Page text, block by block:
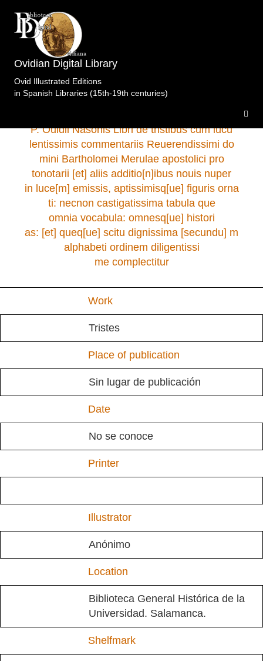
Ovidian Digital Library
Ovid Illustrated Editions
in Spanish Libraries (15th-19th centuries)
Biblioteca General Histórica de la Universidad.
Salamanca>Tristes.Merula.s.i.s.l.s.a .
P. Ouidii Nasonis Libri de tristibus cum lucu
lentissimis commentariis Reuerendissimi do
mini Bartholomei Merulae apostolici pro
tonotarii [et] aliis additio[n]ibus nouis nuper
in luce[m] emissis, aptissimisq[ue] figuris orna
ti: necnon castigatissima tabula que
omnia vocabula: omnesq[ue] histori
as: [et] queq[ue] scitu dignissima [secundu] m
alphabeti ordinem diligentissi
me complectitur
Work
Tristes
Place of publication
Sin lugar de publicación
Date
No se conoce
Printer
Illustrator
Anónimo
Location
Biblioteca General Histórica de la
Universidad. Salamanca.
Shelfmark